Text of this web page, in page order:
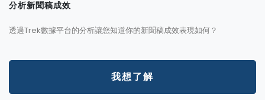
分析新聞稿成效
透過Trek數據平台的分析讓您知道你的新聞稿成效表現如何？
我想了解